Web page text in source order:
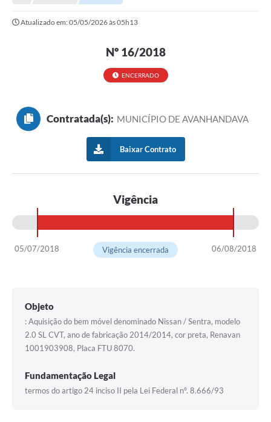
Atualizado em: 05/05/2026 às 05h13
Nº 16/2018
ENCERRADO
Contratada(s): MUNICÍPIO DE AVANHANDAVA
Baixar Contrato
Vigência
05/07/2018 06/08/2018
Vigência encerrada
Objeto
: Aquisição do bem móvel denominado Nissan / Sentra, modelo
2.0 SL CVT, ano de fabricação 2014/2014, cor preta, Renavan
1001903908, Placa FTU 8070.
Fundamentação Legal
termos do artigo 24 inciso II pela Lei Federal nº. 8.666/93